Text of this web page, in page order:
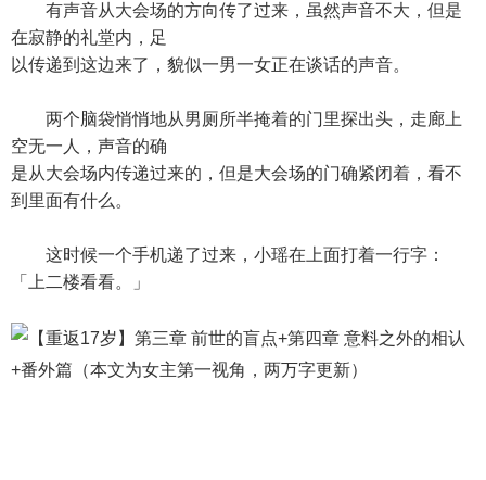
有声音从大会场的方向传了过来，虽然声音不大，但是
在寂静的礼堂内，足
以传递到这边来了，貌似一男一女正在谈话的声音。
两个脑袋悄悄地从男厕所半掩着的门里探出头，走廊上
空无一人，声音的确
是从大会场内传递过来的，但是大会场的门确紧闭着，看不
到里面有什么。
这时候一个手机递了过来，小瑶在上面打着一行字：
「上二楼看看。」